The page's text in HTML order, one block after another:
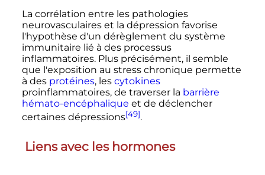
La corrélation entre les pathologies
neurovasculaires et la dépression favorise
l'hypothèse d'un dérèglement du système
immunitaire lié à des processus
inflammatoires. Plus précisément, il semble
que l'exposition au stress chronique permette
à des protéines, les cytokines
proinflammatoires, de traverser la barrière
hémato-encéphalique et de déclencher
certaines dépressions[49].
Liens avec les hormones